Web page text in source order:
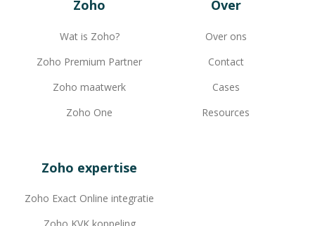
Zoho
Wat is Zoho?
Zoho Premium Partner
Zoho maatwerk
Zoho One
Over
Over ons
Contact
Cases
Resources
Zoho expertise
Zoho Exact Online integratie